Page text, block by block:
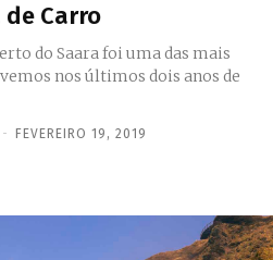
Carro
do Saara foi uma das mais
nos últimos dois anos de
- FEVEREIRO 19, 2019